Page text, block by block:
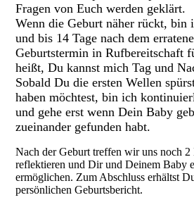
Fragen von Euch werden geklärt.
Wenn die Geburt näher rückt, bin
und bis 14 Tage nach dem
Geburtstermin in Rufbereitschaft
heißt, Du kannst mich Tag und
Sobald Du die ersten Wellen
haben möchtest, bin ich
und gehe erst wenn Dein Baby
zueinander gefunden habt.
Nach der Geburt treffen wir uns noch
reflektieren und Dir und Deinem Baby
ermöglichen. Zum Abschluss erhältst
persönlichen Geburtsbericht.